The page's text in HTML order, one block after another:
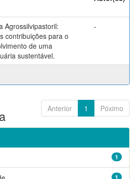
Agrossilvipastoril:
contribuições para o
de uma
sustentável.
-
Anterior 1 Póximo
1
1